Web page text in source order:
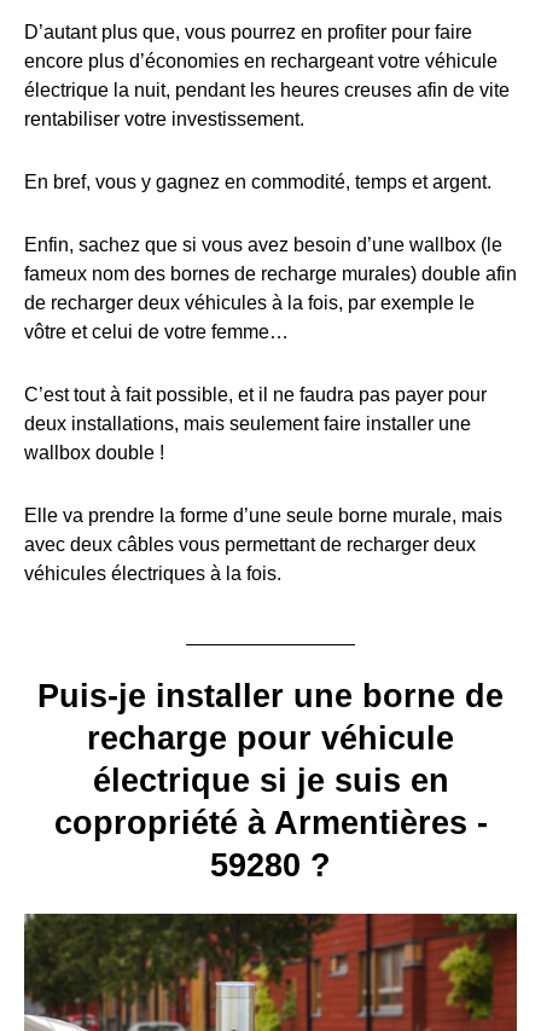
D’autant plus que, vous pourrez en profiter pour faire
encore plus d’économies en rechargeant votre véhicule
électrique la nuit, pendant les heures creuses afin de vite
rentabiliser votre investissement.
En bref, vous y gagnez en commodité, temps et argent.
Enfin, sachez que si vous avez besoin d’une wallbox (le
fameux nom des bornes de recharge murales) double afin
de recharger deux véhicules à la fois, par exemple le
vôtre et celui de votre femme…
C’est tout à fait possible, et il ne faudra pas payer pour
deux installations, mais seulement faire installer une
wallbox double !
Elle va prendre la forme d’une seule borne murale, mais
avec deux câbles vous permettant de recharger deux
véhicules électriques à la fois.
Puis-je installer une borne de
recharge pour véhicule
électrique si je suis en
copropriété à Armentières -
59280 ?